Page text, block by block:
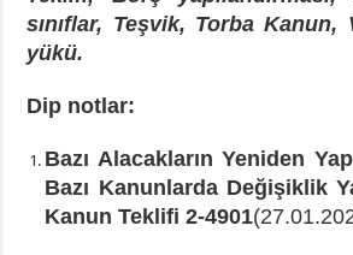
sınıflar, Teşvik, Torba Kanun,
yükü.
Dip notlar:
Bazı Alacakların Yeniden
Bazı Kanunlarda Değişiklik
Kanun Teklifi 2-4901